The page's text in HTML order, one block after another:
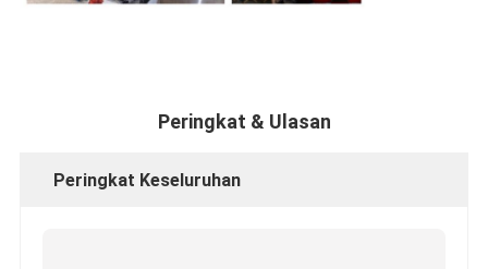
Peringkat & Ulasan
Peringkat Keseluruhan